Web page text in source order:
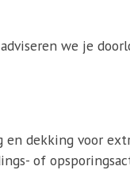
we je
dekking voor
of